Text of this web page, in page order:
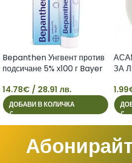
14
Bepanthen Унгвент против
подсичане 5% х100 г Bayer
14.78€ / 28.91 лв.
ДОБАВИ В КОЛИЧКА
1
ЗА
1.99